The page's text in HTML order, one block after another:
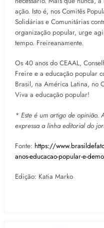
ação. Isto é, nos Comitês
Solidárias e Comunitárias
organização popular, urge
tempo. Freireanamente.
Os 40 anos do CEAAL,
Freire e a educação popular
Brasil, na América Latina, no
Viva a educação popular!
* Este é um artigo de opinião.
expressa a linha editorial do
Fonte: https://
anos-educacao-popular-e-
Edição: Katia Marko